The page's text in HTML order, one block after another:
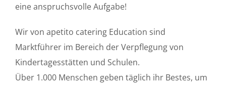
eine anspruchsvolle Aufgabe!
Wir von apetito catering Education sind
Marktführer im Bereich der Verpflegung von
Kindertagesstätten und Schulen.
Über 1.000 Menschen geben täglich ihr Bestes, um